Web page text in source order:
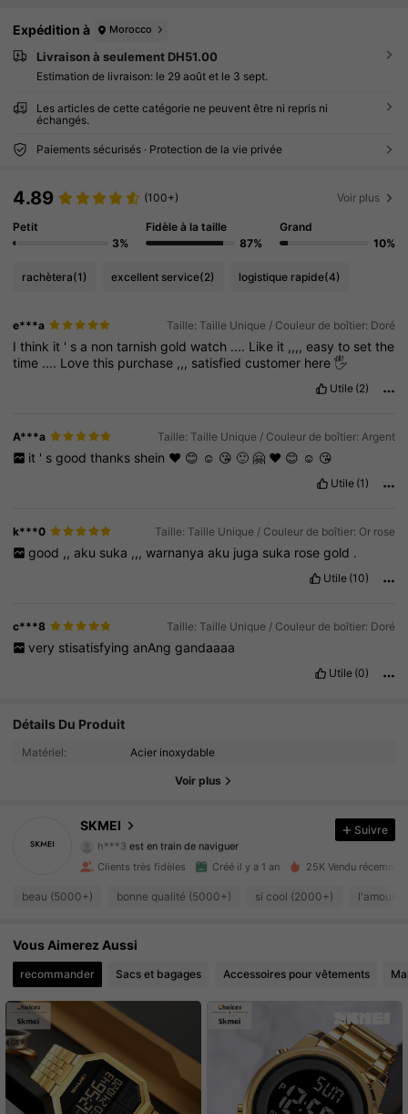
Expédition à Morocco
Livraison à seulement DH51.00
Estimation de livraison: le 29 août et le 3 sept.
Les articles de cette catégorie ne peuvent être ni repris ni
échangés.
Paiements sécurisés · Protection de la vie privée
4.89 (100+) Voir plus
Petit
3%
Fidèle à la taille
87%
Grand
10%
rachètera(1) excellent service(2) logistique rapide(4)
e***a Taille: Taille Unique / Couleur de boîtier: Doré
Ithink it ' s a nontarnishgoldwatch .... Like it ,,,,easyto setthe
time .... Lovethis purchase ,,, satisfiedcustomer here🖐️
Utile (2)
A***a Taille: Taille Unique / Couleur de boîtier: Argent
it ' s good thanks shein ❤️ 😊 ☺️ 😘 🙂 🤗 ❤️ 😊 ☺️ 😘
Utile (1)
k***0 Taille: Taille Unique / Couleur de boîtier: Or rose
good ,, aku suka ,,, warnanya aku juga suka rose gold .
Utile (10)
c***8 Taille: Taille Unique / Couleur de boîtier: Doré
very stisatisfying anAng gandaaaa
Utile (0)
Détails Du Produit
Matériel: Acier inoxydable
Voir plus
SKMEI
4.93
28K Suiveurs
h***3 est en train de naviguer
4.93 28K Suiveurs
4.93 28K Suiveurs
4.93
28K Suiveurs
4.93 28K Suiveurs
Suivre
Clients très fidèles Créé il y a 1 an 25K Vendu
beau (5000+) bonne qualité (5000+) si cool (2000+) l'amour
Vous Aimerez Aussi
recommander Sacs et bagages Accessoires pour vêtements